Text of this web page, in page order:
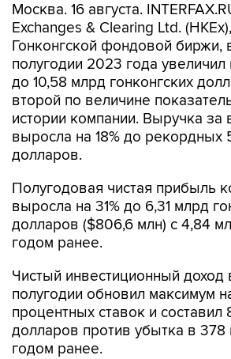
Москва. 16 августа.
Exchanges & Clearing Ltd.
Гонконгской фондовой биржи,
полугодии 2023 года увеличил
до 10,58 млрд гонконгских
второй по величине
истории компании. Выручка за
выросла на 18% до рекордных
долларов.
Полугодовая чистая прибыль
выросла на 31% до 6,31 млрд
долларов ($806,6 млн) с 4,84
годом ранее.
Чистый инвестиционный доход
полугодии обновил максимум
процентных ставок и составил
долларов против убытка в
годом ранее.